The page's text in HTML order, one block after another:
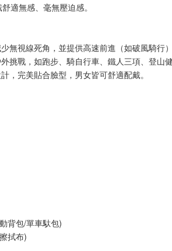
適無感、毫無壓迫感。
視線死角，並提供高速前進（如破風騎行
戰，如跑步、騎自行車、鐵人三項、登山健
，完美貼合臉型，男女皆可舒適配戴。
背包/單車馱包)
拭布)